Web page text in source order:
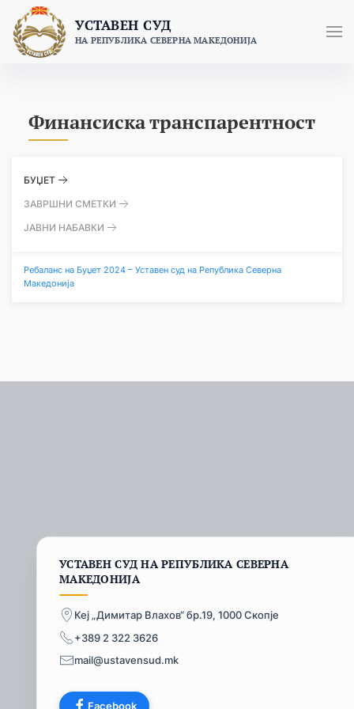
content
УСТАВЕН СУД
НА РЕПУБЛИКА СЕВЕРНА МАКЕДОНИЈА
Финансиска транспарентност
БУЏЕТ
ЗАВРШНИ СМЕТКИ
ЈАВНИ НАБАВКИ
Ребаланс на Буџет 2024 – Уставен суд на Република Северна
Македонија
УСТАВЕН СУД НА РЕПУБЛИКА СЕВЕРНА
МАКЕДОНИЈА
Кеј „Димитар Влахов“ бр.19, 1000 Скопје
+389 2 322 3626
mail@ustavensud.mk
Facebook